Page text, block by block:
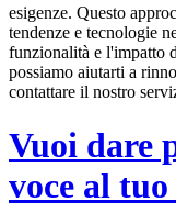
esigenze. Questo
tendenze e tecnologie
funzionalità e l'impatto
possiamo aiutarti a
contattare il nostro
Vuoi dare
voce al